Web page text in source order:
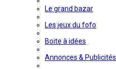
Le grand bazar
Les jeux du fofo
Boite à idées
Annonces & Publicités